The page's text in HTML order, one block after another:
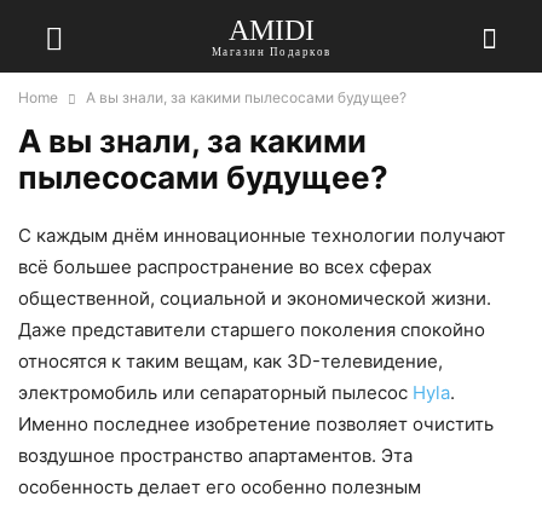
AMIDI
Магазин Подарков
Home А вы знали, за какими пылесосами будущее?
А вы знали, за какими
пылесосами будущее?
С каждым днём инновационные технологии получают
всё большее распространение во всех сферах
общественной, социальной и экономической жизни.
Даже представители старшего поколения спокойно
относятся к таким вещам, как 3D-телевидение,
электромобиль или сепараторный пылесос Hyla.
Именно последнее изобретение позволяет очистить
воздушное пространство апартаментов. Эта
особенность делает его особенно полезным